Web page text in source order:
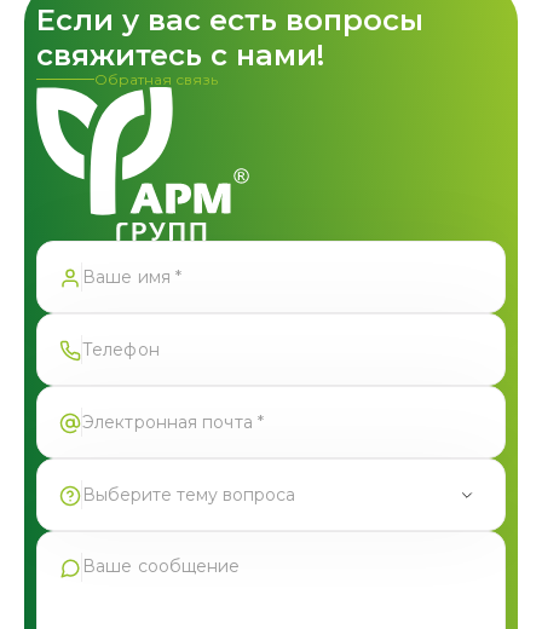
Если у вас есть вопросы
свяжитесь с нами!
Обратная связь
Выберите тему вопроса
Продукция Фармгрупп
Форма успешно отправлена